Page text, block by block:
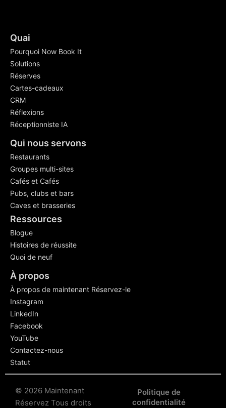
Quai
Pourquoi Now Book It
Solutions
Réserves
Cartes-cadeaux
CRM
Réflexions
Réceptionniste IA
Qui nous servons
Restaurants
Groupes multi-sites
Cafés et Cafés
Pubs, clubs et bars
Caves et brasseries
Ressources
Blogue
Histoires de réussite
Quoi de neuf
À propos
À propos de maintenant Réservez-le
Instagram
LinkedIn
Facebook
YouTube
Contactez-nous
Statut
© 2026 Maintenant
Réservez Tous droits
Politique de
confidentialité